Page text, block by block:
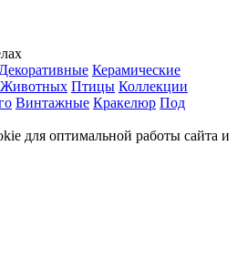
Декоративные Керамические
Животных Птицы Коллекции
Винтажные Кракелюр Под
для оптимальной работы сайта и